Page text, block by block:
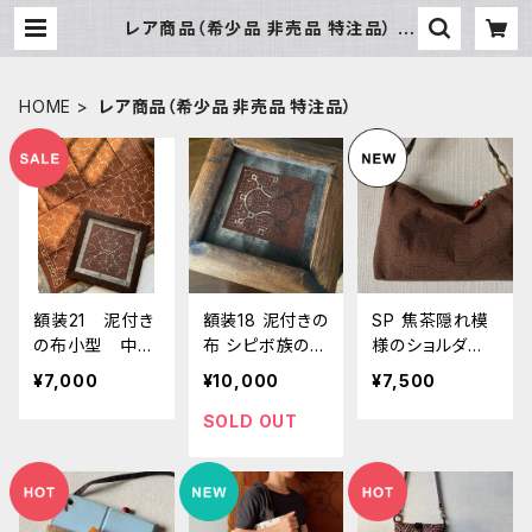
レア商品（希少品 非売品 特注品） |
HOME
レア商品（希少品 非売品 特注品）
額装21 泥付き
の布小型 中古
の額ガラス入
り
¥7,000
額装18 泥付きの
布 シピボ族の泥
染め 流木フレ
ーム
¥10,000
SOLD OUT
SP 焦茶隠れ模
様のショルダー
ポーチ 31.5x2
1cm 持ち手取り
¥7,500